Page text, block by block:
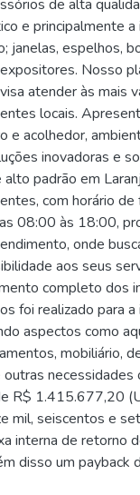
de alta
e principalmente a
janelas, espelhos,
Nosso
atender às mais
locais.
e acolhedor,
inovadoras e
padrão em
com horário
08:00 às 18:00,
onde
aos seus
completo dos
foi realizado para
aspectos como
mobiliário,
necessidades
R$ 1.415.677,20
mil, seiscentos e
interna de retorno
disso um payback